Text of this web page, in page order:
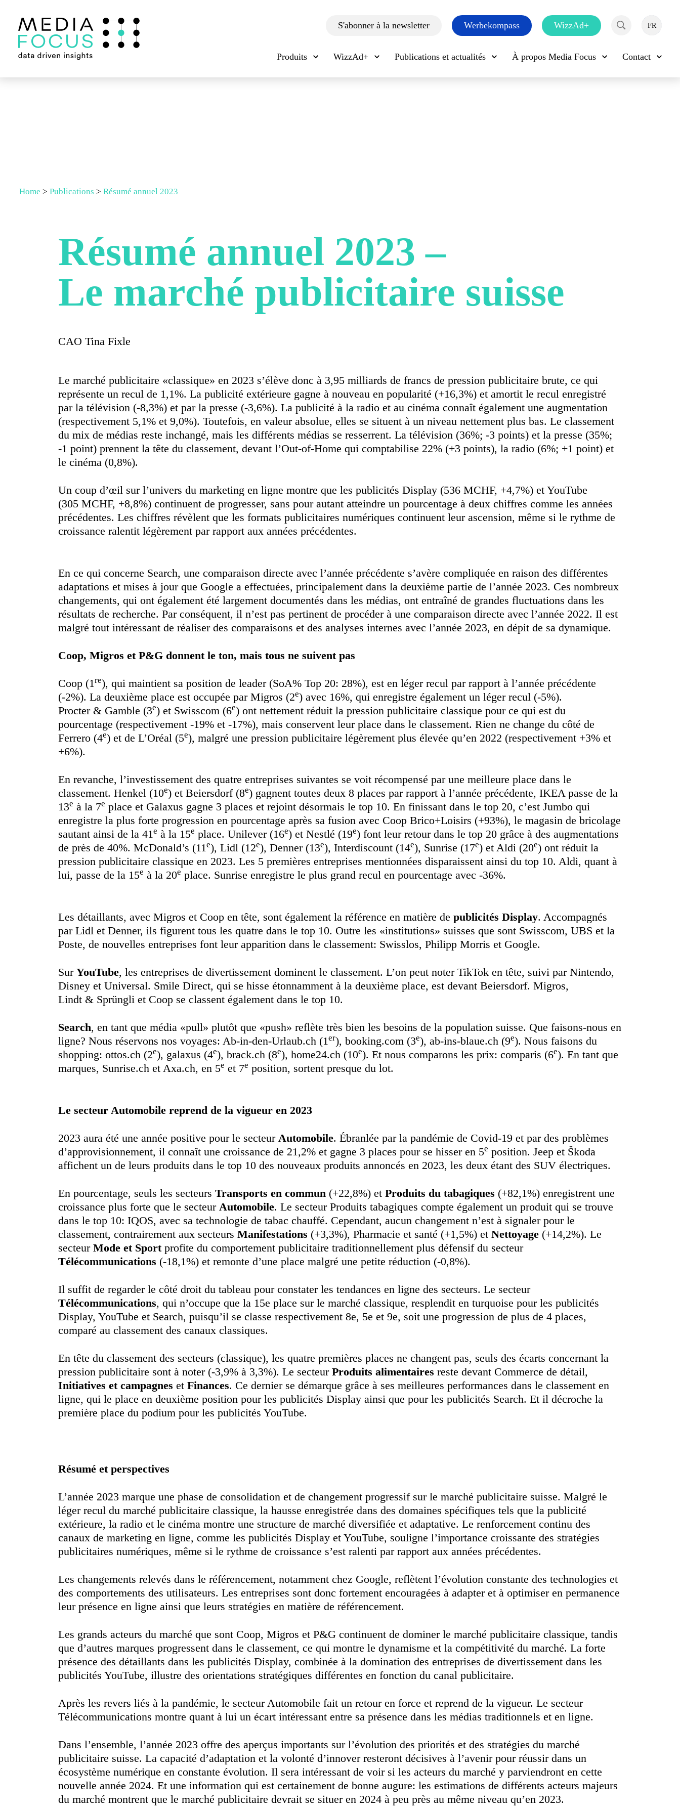
S'abonner à la newsletter Werbekompass WizzAd+ Rechercher
FR
EN
DE
Produits WizzAd+ Publications et actualités À propos Media Focus Contact
Home > Publications > Résumé annuel 2023
Résumé annuel 2023 –
Le marché publicitaire suisse
CAO Tina Fixle
Le marché publicitaire «classique» en 2023 s’élève donc à 3,95 milliards de francs de pression publicitaire brute, ce qui
représente un recul de 1,1%. La publicité extérieure gagne à nouveau en popularité (+16,3%) et amortit le recul enregistré
par la télévision (-8,3%) et par la presse (-3,6%). La publicité à la radio et au cinéma connaît également une augmentation
(respectivement 5,1% et 9,0%). Toutefois, en valeur absolue, elles se situent à un niveau nettement plus bas. Le classement
du mix de médias reste inchangé, mais les différents médias se resserrent. La télévision (36%; -3 points) et la presse (35%;
-1 point) prennent la tête du classement, devant l’Out-of-Home qui comptabilise 22% (+3 points), la radio (6%; +1 point) et
le cinéma (0,8%).
Un coup d’œil sur l’univers du marketing en ligne montre que les publicités Display (536 MCHF, +4,7%) et YouTube
(305 MCHF, +8,8%) continuent de progresser, sans pour autant atteindre un pourcentage à deux chiffres comme les années
précédentes. Les chiffres révèlent que les formats publicitaires numériques continuent leur ascension, même si le rythme de
croissance ralentit légèrement par rapport aux années précédentes.
En ce qui concerne Search, une comparaison directe avec l’année précédente s’avère compliquée en raison des différentes
adaptations et mises à jour que Google a effectuées, principalement dans la deuxième partie de l’année 2023. Ces nombreux
changements, qui ont également été largement documentés dans les médias, ont entraîné de grandes fluctuations dans les
résultats de recherche. Par conséquent, il n’est pas pertinent de procéder à une comparaison directe avec l’année 2022. Il est
malgré tout intéressant de réaliser des comparaisons et des analyses internes avec l’année 2023, en dépit de sa dynamique.
Coop, Migros et P&G donnent le ton, mais tous ne suivent pas
Coop (1re), qui maintient sa position de leader (SoA% Top 20: 28%), est en léger recul par rapport à l’année précédente
(-2%). La deuxième place est occupée par Migros (2e) avec 16%, qui enregistre également un léger recul (-5%).
Procter & Gamble (3e) et Swisscom (6e) ont nettement réduit la pression publicitaire classique pour ce qui est du
pourcentage (respectivement -19% et -17%), mais conservent leur place dans le classement. Rien ne change du côté de
Ferrero (4e) et de L’Oréal (5e), malgré une pression publicitaire légèrement plus élevée qu’en 2022 (respectivement +3% et
+6%).
En revanche, l’investissement des quatre entreprises suivantes se voit récompensé par une meilleure place dans le
classement. Henkel (10e) et Beiersdorf (8e) gagnent toutes deux 8 places par rapport à l’année précédente, IKEA passe de la
13e à la 7e place et Galaxus gagne 3 places et rejoint désormais le top 10. En finissant dans le top 20, c’est Jumbo qui
enregistre la plus forte progression en pourcentage après sa fusion avec Coop Brico+Loisirs (+93%), le magasin de bricolage
sautant ainsi de la 41e à la 15e place. Unilever (16e) et Nestlé (19e) font leur retour dans le top 20 grâce à des augmentations
de près de 40%. McDonald’s (11e), Lidl (12e), Denner (13e), Interdiscount (14e), Sunrise (17e) et Aldi (20e) ont réduit la
pression publicitaire classique en 2023. Les 5 premières entreprises mentionnées disparaissent ainsi du top 10. Aldi, quant à
lui, passe de la 15e à la 20e place. Sunrise enregistre le plus grand recul en pourcentage avec -36%.
Les détaillants, avec Migros et Coop en tête, sont également la référence en matière de publicités Display. Accompagnés
par Lidl et Denner, ils figurent tous les quatre dans le top 10. Outre les «institutions» suisses que sont Swisscom, UBS et la
Poste, de nouvelles entreprises font leur apparition dans le classement: Swisslos, Philipp Morris et Google.
Sur YouTube, les entreprises de divertissement dominent le classement. L’on peut noter TikTok en tête, suivi par Nintendo,
Disney et Universal. Smile Direct, qui se hisse étonnamment à la deuxième place, est devant Beiersdorf. Migros,
Lindt & Sprüngli et Coop se classent également dans le top 10.
Search, en tant que média «pull» plutôt que «push» reflète très bien les besoins de la population suisse. Que faisons-nous en
ligne? Nous réservons nos voyages: Ab-in-den-Urlaub.ch (1er), booking.com (3e), ab-ins-blaue.ch (9e). Nous faisons du
shopping: ottos.ch (2e), galaxus (4e), brack.ch (8e), home24.ch (10e). Et nous comparons les prix: comparis (6e). En tant que
marques, Sunrise.ch et Axa.ch, en 5e et 7e position, sortent presque du lot.
Le secteur Automobile reprend de la vigueur en 2023
2023 aura été une année positive pour le secteur Automobile. Ébranlée par la pandémie de Covid-19 et par des problèmes
d’approvisionnement, il connaît une croissance de 21,2% et gagne 3 places pour se hisser en 5e position. Jeep et Škoda
affichent un de leurs produits dans le top 10 des nouveaux produits annoncés en 2023, les deux étant des SUV électriques.
En pourcentage, seuls les secteurs Transports en commun (+22,8%) et Produits du tabagiques (+82,1%) enregistrent une
croissance plus forte que le secteur Automobile. Le secteur Produits tabagiques compte également un produit qui se trouve
dans le top 10: IQOS, avec sa technologie de tabac chauffé. Cependant, aucun changement n’est à signaler pour le
classement, contrairement aux secteurs Manifestations (+3,3%), Pharmacie et santé (+1,5%) et Nettoyage (+14,2%). Le
secteur Mode et Sportprofite du comportement publicitaire traditionnellement plus défensif du secteur
Télécommunications (-18,1%) et remonte d’une place malgré une petite réduction (-0,8%).
Il suffit de regarder le côté droit du tableau pour constater les tendances en ligne des secteurs. Le secteur
Télécommunications, qui n’occupe que la 15e place sur le marché classique, resplendit en turquoise pour les publicités
Display, YouTube et Search, puisqu’il se classe respectivement 8e, 5e et 9e, soit une progression de plus de 4 places,
comparé au classement des canaux classiques.
En tête du classement des secteurs (classique), les quatre premières places ne changent pas, seuls des écarts concernant la
pression publicitaire sont à noter (-3,9% à 3,3%). Le secteur Produits alimentaires reste devant Commerce de détail,
Initiatives et campagnes et Finances. Ce dernier se démarque grâce à ses meilleures performances dans le classement en
ligne, qui le place en deuxième position pour les publicités Display ainsi que pour les publicités Search. Et il décroche la
première place du podium pour les publicités YouTube.
Résumé et perspectives
L’année 2023 marque une phase de consolidation et de changement progressif sur le marché publicitaire suisse. Malgré le
léger recul du marché publicitaire classique, la hausse enregistrée dans des domaines spécifiques tels que la publicité
extérieure, la radio et le cinéma montre une structure de marché diversifiée et adaptative. Le renforcement continu des
canaux de marketing en ligne, comme les publicités Display et YouTube, souligne l’importance croissante des stratégies
publicitaires numériques, même si le rythme de croissance s’est ralenti par rapport aux années précédentes.
Les changements relevés dans le référencement, notamment chez Google, reflètent l’évolution constante des technologies et
des comportements des utilisateurs. Les entreprises sont donc fortement encouragées à adapter et à optimiser en permanence
leur présence en ligne ainsi que leurs stratégies en matière de référencement.
Les grands acteurs du marché que sont Coop, Migros et P&G continuent de dominer le marché publicitaire classique, tandis
que d’autres marques progressent dans le classement, ce qui montre le dynamisme et la compétitivité du marché. La forte
présence des détaillants dans les publicités Display, combinée à la domination des entreprises de divertissement dans les
publicités YouTube, illustre des orientations stratégiques différentes en fonction du canal publicitaire.
Après les revers liés à la pandémie, le secteur Automobile fait un retour en force et reprend de la vigueur. Le secteur
Télécommunications montre quant à lui un écart intéressant entre sa présence dans les médias traditionnels et en ligne.
Dans l’ensemble, l’année 2023 offre des aperçus importants sur l’évolution des priorités et des stratégies du marché
publicitaire suisse. La capacité d’adaptation et la volonté d’innover resteront décisives à l’avenir pour réussir dans un
écosystème numérique en constante évolution. Il sera intéressant de voir si les acteurs du marché y parviendront en cette
nouvelle année 2024. Et une information qui est certainement de bonne augure: les estimations de différents acteurs majeurs
du marché montrent que le marché publicitaire devrait se situer en 2024 à peu près au même niveau qu’en 2023.